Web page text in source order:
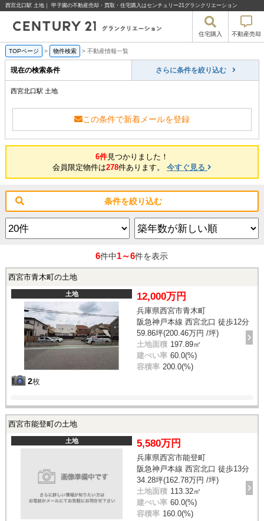
西宮北口駅 土地｜ 甲子園の不動産売却・買取・住宅購入はセンチュリー21グランクリエーション
住宅購入 不動産売却
TOPページ > 物件検索 > 不動産情報一覧
現在の検索条件 さらに条件を絞り込む
西宮北口駅 土地
この条件で新着メールを登録
6件見つかりました！
会員限定物件は278件あります。 今すぐ見る
条件を絞り込む
6件中1～6件を表示
西宮市青木町の土地
土地
2枚
12,000万円
兵庫県西宮市青木町
阪急神戸本線 西宮北口 徒歩12分
59.86坪(200.46万円 /坪)
土地面積 197.89㎡
建ぺい率 60.0(%)
容積率 200.0(%)
西宮市能登町の土地
土地 5,580万円
兵庫県西宮市能登町
阪急神戸本線 西宮北口 徒歩13分
34.28坪(162.78万円 /坪)
土地面積 113.32㎡
建ぺい率 60.0(%)
容積率 160.0(%)